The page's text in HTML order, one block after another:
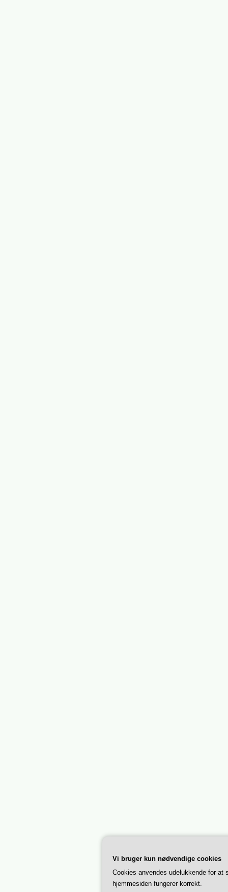
Vi bruger kun nødvendige cookies
Cookies anvendes udelukkende for at
hjemmesiden fungerer korrekt.